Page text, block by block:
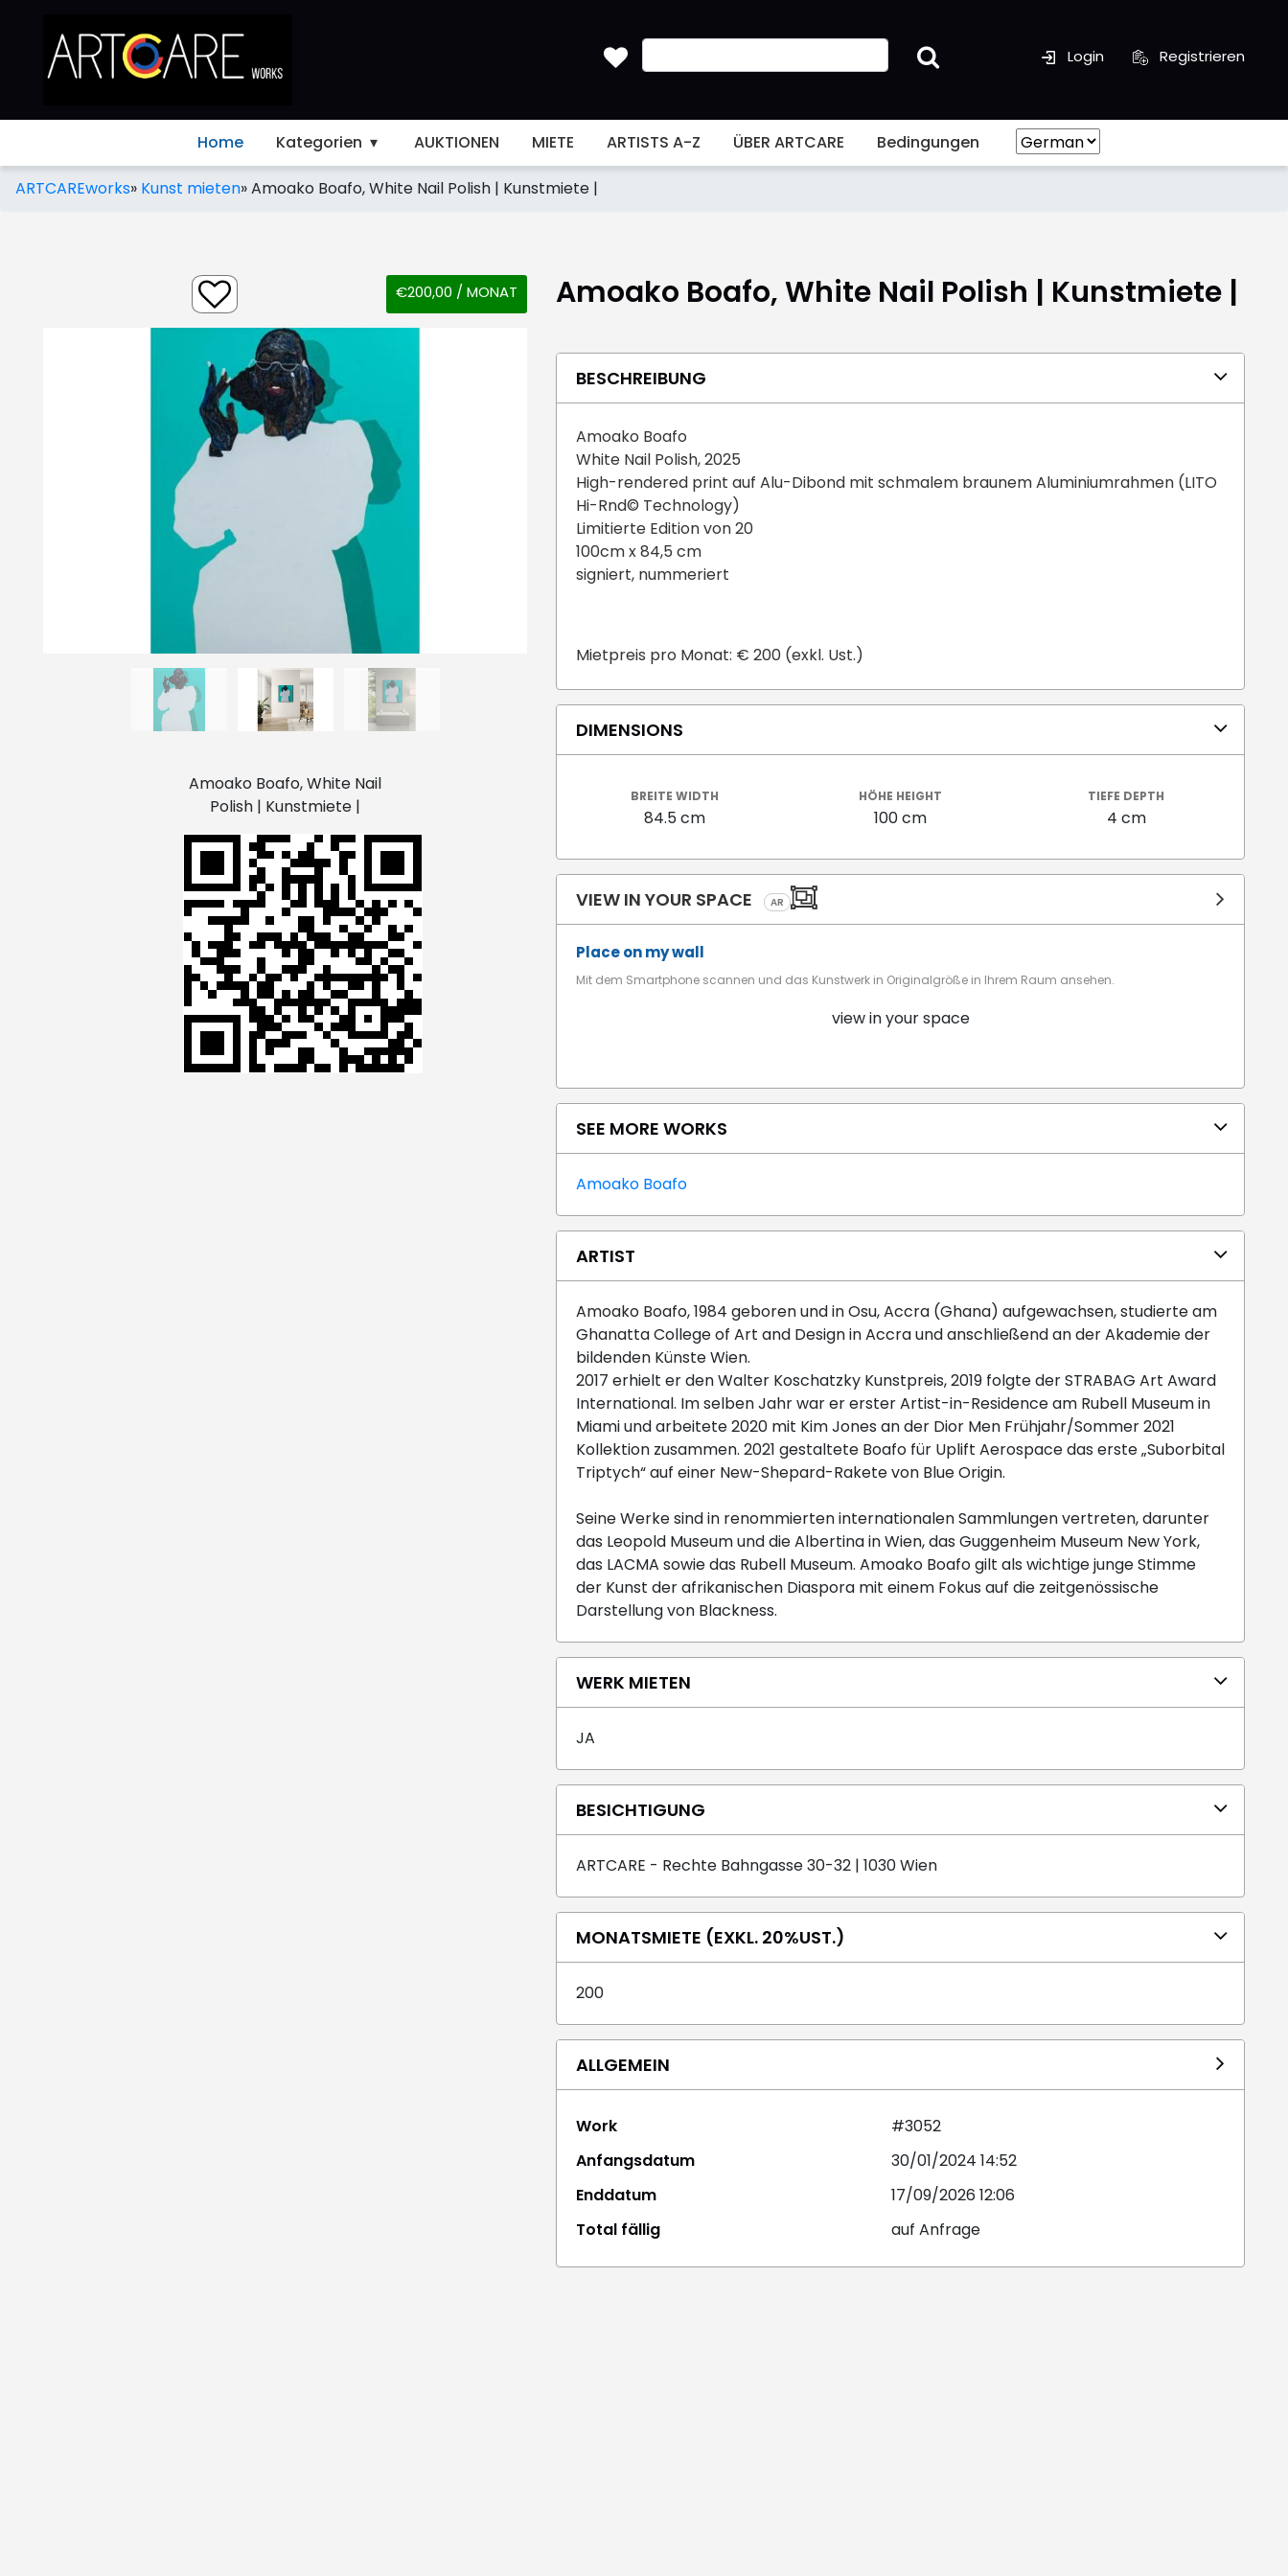
Registrieren
Login
Home Kategorien AUKTIONEN MIETE ARTISTS A-Z ÜBER ARTCARE Bedingungen
ARTCAREworks» Kunst mieten»Amoako Boafo, White Nail Polish | Kunstmiete |
€200,00 / MONAT
Amoako Boafo, White Nail
Polish | Kunstmiete |
Amoako Boafo, White Nail Polish | Kunstmiete |
BESCHREIBUNG
Amoako Boafo
White Nail Polish, 2025
High-rendered print auf Alu-Dibond mit schmalem braunem Aluminiumrahmen (LITO
Hi-Rnd© Technology)
Limitierte Edition von 20
100cm x 84,5 cm
signiert, nummeriert
Mietpreis pro Monat: € 200 (exkl. Ust.)
DIMENSIONS
BREITE WIDTH
84.5 cm
HÖHE HEIGHT
100 cm
TIEFE DEPTH
4 cm
VIEW IN YOUR SPACE AR
Place on my wall
Mit dem Smartphone scannen und das Kunstwerk in Originalgröße in Ihrem Raum ansehen.
view in your space
SEE MORE WORKS
Amoako Boafo
ARTIST
Amoako Boafo, 1984 geboren und in Osu, Accra (Ghana) aufgewachsen, studierte am
Ghanatta College of Art and Design in Accra und anschließend an der Akademie der
bildenden Künste Wien.
2017 erhielt er den Walter Koschatzky Kunstpreis, 2019 folgte der STRABAG Art Award
International. Im selben Jahr war er erster Artist-in-Residence am Rubell Museum in
Miami und arbeitete 2020 mit Kim Jones an der Dior Men Frühjahr/Sommer 2021
Kollektion zusammen. 2021 gestaltete Boafo für Uplift Aerospace das erste „Suborbital
Triptych“ auf einer New-Shepard-Rakete von Blue Origin.
Seine Werke sind in renommierten internationalen Sammlungen vertreten, darunter
das Leopold Museum und die Albertina in Wien, das Guggenheim Museum New York,
das LACMA sowie das Rubell Museum. Amoako Boafo gilt als wichtige junge Stimme
der Kunst der afrikanischen Diaspora mit einem Fokus auf die zeitgenössische
Darstellung von Blackness.
WERK MIETEN
JA
BESICHTIGUNG
ARTCARE - Rechte Bahngasse 30-32 | 1030 Wien
MONATSMIETE (EXKL. 20%UST.)
200
ALLGEMEIN
Work
#3052
Anfangsdatum
30/01/2024 14:52
Enddatum
17/09/2026 12:06
Total fällig
auf Anfrage